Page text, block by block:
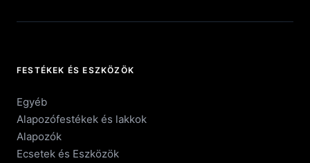
FESTÉKEK ÉS ESZKÖZÖK
Egyéb
Alapozófestékek és lakkok
Alapozók
Ecsetek és Eszközök